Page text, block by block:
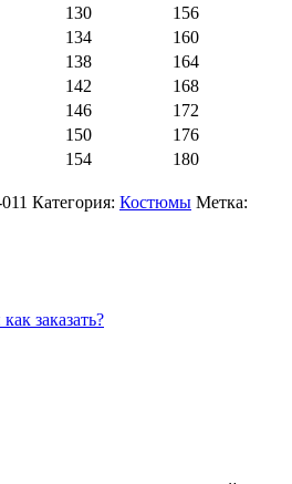
130
156
134
160
138
164
142
168
146
172
150
176
154
180
Категория: Костюмы Метка:
заказать?